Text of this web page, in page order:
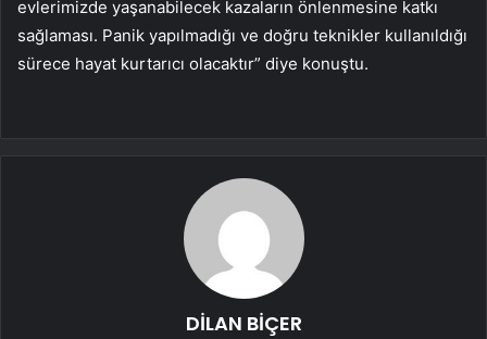
evlerimizde yaşanabilecek kazaların önlenmesine katkı
sağlaması. Panik yapılmadığı ve doğru teknikler kullanıldığı
sürece hayat kurtarıcı olacaktır” diye konuştu.
DİLAN BİÇER